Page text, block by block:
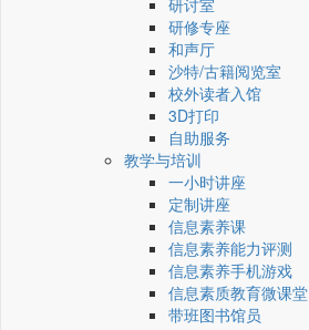
研讨室
研修专座
和声厅
沙特/古籍阅览室
校外读者入馆
3D打印
自助服务
教学与培训
一小时讲座
定制讲座
信息素养课
信息素养能力评测
信息素养手机游戏
信息素质教育微课堂
带班图书馆员